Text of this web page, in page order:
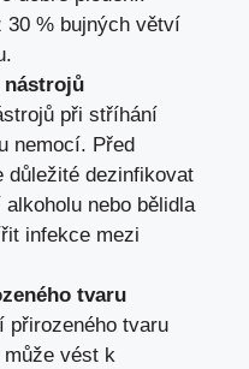
30 % bujných větví
nástrojů
při stříhání
nemocí. Před
důležité dezinfikovat
nebo bělidla
infekce mezi
tvaru
přirozeného tvaru
vést k